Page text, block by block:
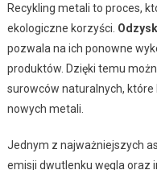
Recykling metali to proces,
ekologiczne korzyści. Odzysk
pozwala na ich ponowne
produktów. Dzięki temu
surowców naturalnych, które
nowych metali.
Jednym z najważniejszych
emisji dwutlenku węgla oraz